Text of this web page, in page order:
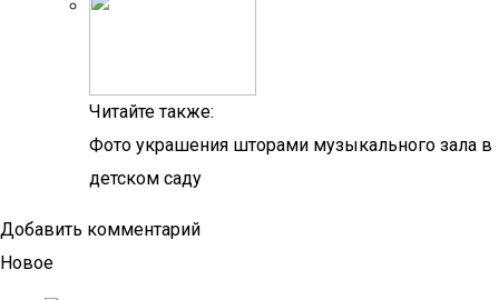
Читайте также:
Фото украшения шторами музыкального зала в
детском саду
Добавить комментарий
Новое